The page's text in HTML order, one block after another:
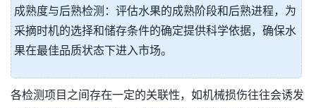
成熟度与后熟检测：评估水果的成熟阶段和后熟进程，为
采摘时机的选择和储存条件的确定提供科学依据，确保水
果在最佳品质状态下进入市场。
各检测项目之间存在一定的关联性，如机械损伤往往会诱发